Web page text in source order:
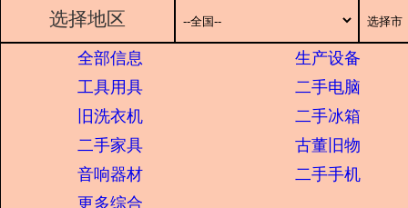
选择地区
全部信息
生产设备
工具用具
二手电脑
旧洗衣机
二手冰箱
二手家具
古董旧物
音响器材
二手手机
更多综合